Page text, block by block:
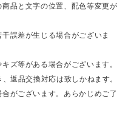
品と文字の位置、配色等変更が
誤差が生じる場合がございま
ズ等がある場合がございます。
返品交換対応は致しかねます。
がございます。あらかじめご了